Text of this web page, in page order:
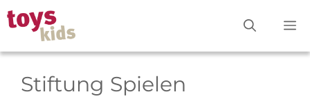
Zum
Inhalt
springen
Stiftung Spielen